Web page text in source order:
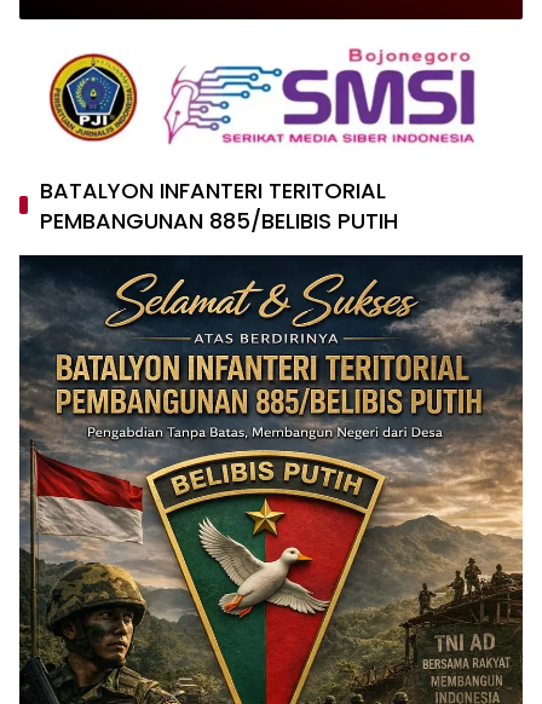
BATALYON INFANTERI TERITORIAL
PEMBANGUNAN 885/BELIBIS PUTIH